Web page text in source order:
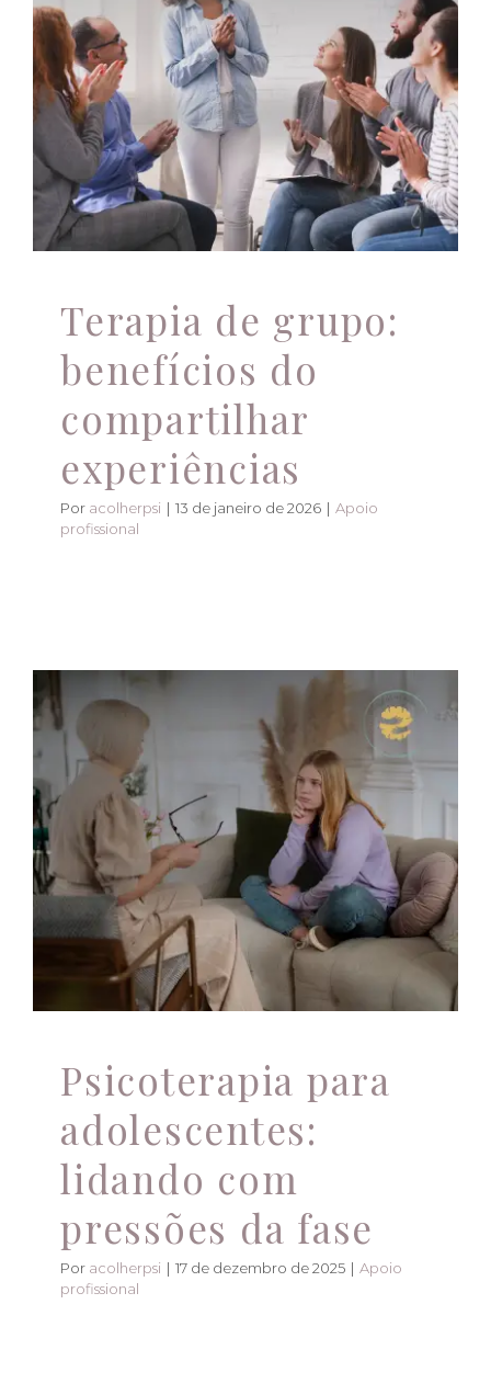
Atendimento Online
Terapia de grupo:
benefícios do
compartilhar
experiências
Apoio profissional
Terapia de grupo:
benefícios do
compartilhar
experiências
Por acolherpsi | 13 de janeiro de 2026 | Apoio
profissional
Psicoterapia para
adolescentes: lidando
com pressões da fase
Apoio profissional
Psicoterapia para
adolescentes:
lidando com
pressões da fase
Por acolherpsi | 17 de dezembro de 2025 | Apoio
profissional